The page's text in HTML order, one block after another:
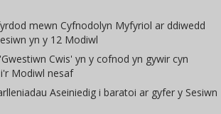
mewn Cyfnodolyn Myfyriol ar ddiwedd
yn y 12 Modiwl
Cwis' yn y cofnod yn gywir cyn
Modiwl nesaf
Aseiniedig i baratoi ar gyfer y Sesiwn